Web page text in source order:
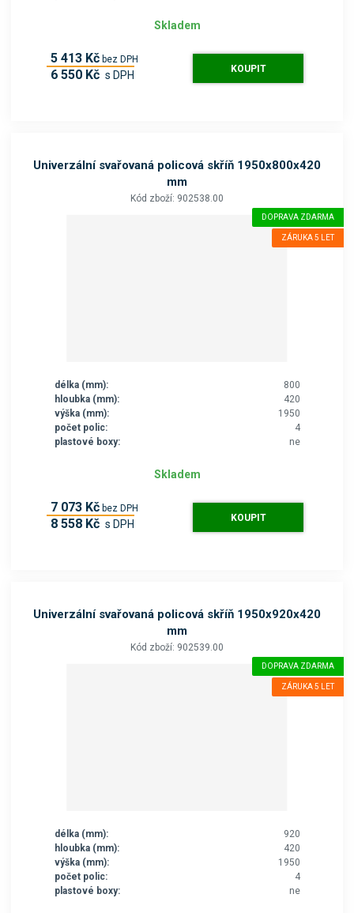
Skladem
5 413 Kč bez DPH
6 550 Kč s DPH KOUPIT
Univerzální svařovaná policová skříň 1950x800x420
mm
Kód zboží: 902538.00
DOPRAVA ZDARMA
ZÁRUKA 5 LET
délka (mm):
800
hloubka (mm):
420
výška (mm):
1950
počet polic:
4
plastové boxy:
ne
Skladem
7 073 Kč bez DPH
8 558 Kč s DPH KOUPIT
Univerzální svařovaná policová skříň 1950x920x420
mm
Kód zboží: 902539.00
DOPRAVA ZDARMA
ZÁRUKA 5 LET
délka (mm):
920
hloubka (mm):
420
výška (mm):
1950
počet polic:
4
plastové boxy:
ne